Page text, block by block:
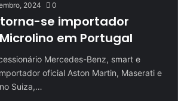
2024 0
torna-se importador
em Portugal
Mercedes-Benz, smart e
oficial Aston Martin, Maserati e
Suiza,…